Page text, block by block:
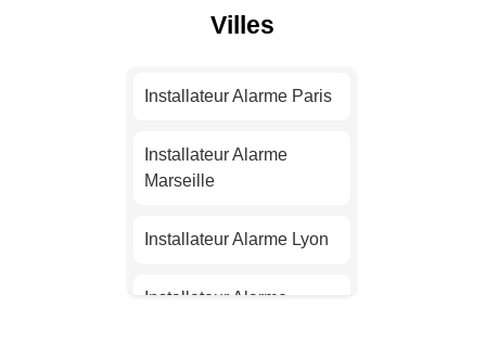
Villes
Installateur Alarme Paris
Installateur Alarme
Marseille
Installateur Alarme Lyon
Installateur Alarme